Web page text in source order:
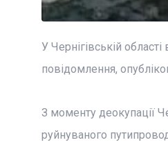
У Чернігівській
повідомлення,
З моменту деокупації
руйнуваного